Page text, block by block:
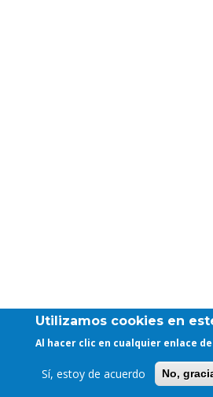
Utilizamos cookies en
Al hacer clic en cualquier enlace
Sí, estoy de acuerdo No,